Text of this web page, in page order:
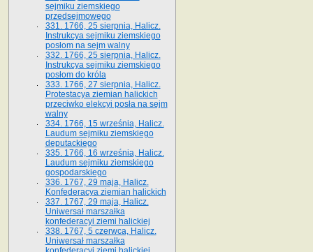
sejmiku ziemskiego
przedsejmowego
331. 1766, 25 sierpnia, Halicz.
Instrukcya sejmiku ziemskiego
posłom na sejm walny
332. 1766, 25 sierpnia, Halicz.
Instrukcya sejmiku ziemskiego
posłom do króla
333. 1766, 27 sierpnia, Halicz.
Protestacya ziemian halickich
przeciwko elekcyi posła na sejm
walny
334. 1766, 15 września, Halicz.
Laudum sejmiku ziemskiego
deputackiego
335. 1766, 16 września, Halicz.
Laudum sejmiku ziemskiego
gospodarskiego
336. 1767, 29 maja, Halicz.
Konfederacya ziemian halickich
337. 1767, 29 maja, Halicz.
Uniwersał marszałka
konfederacyi ziemi halickiej
338. 1767, 5 czerwca, Halicz.
Uniwersał marszałka